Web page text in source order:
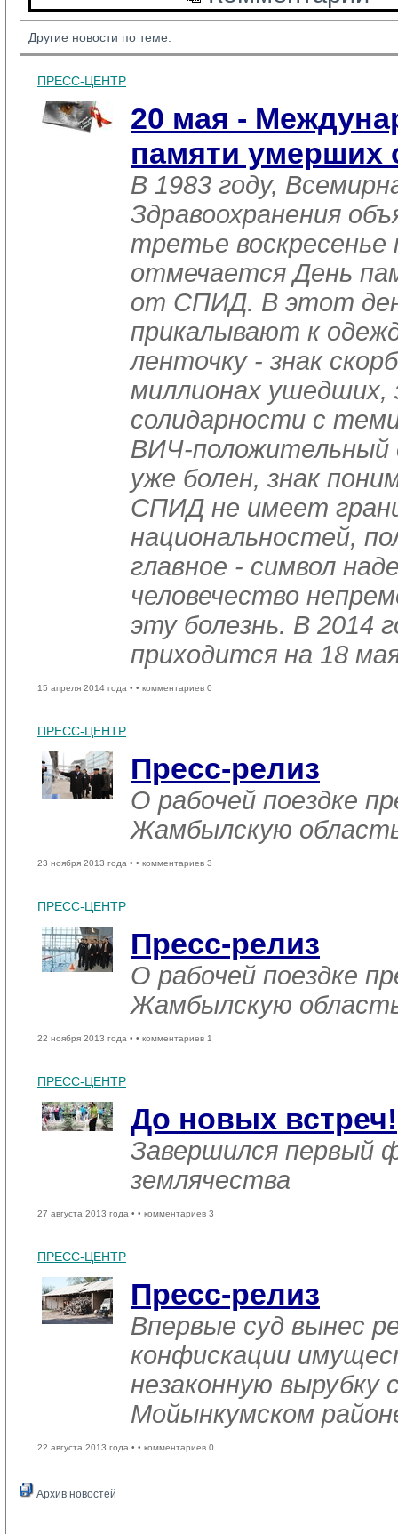
Другие новости по теме:
ПРЕСС-ЦЕНТР
20 мая -
памяти умерших
В 1983 году,
Здравоохранения
третье воскресенье
отмечается День
от СПИД. В этот
прикалывают к
ленточку - знак
миллионах ушедших,
солидарности с
ВИЧ-положительный
уже болен, знак
СПИД не имеет
национальностей,
главное - символ
человечество
эту болезнь. В 2014
приходится на 18
15 апреля 2014 года • • комментариев 0
ПРЕСС-ЦЕНТР
Пресс-релиз
О рабочей поездке
Жамбылскую
23 ноября 2013 года • • комментариев 3
ПРЕСС-ЦЕНТР
Пресс-релиз
О рабочей поездке
Жамбылскую
22 ноября 2013 года • • комментариев 1
ПРЕСС-ЦЕНТР
До новых встреч!
Завершился первый
землячества
27 августа 2013 года • • комментариев 3
ПРЕСС-ЦЕНТР
Пресс-релиз
Впервые суд вынес
конфискации
незаконную вырубку
Мойынкумском
22 августа 2013 года • • комментариев 0
Архив новостей